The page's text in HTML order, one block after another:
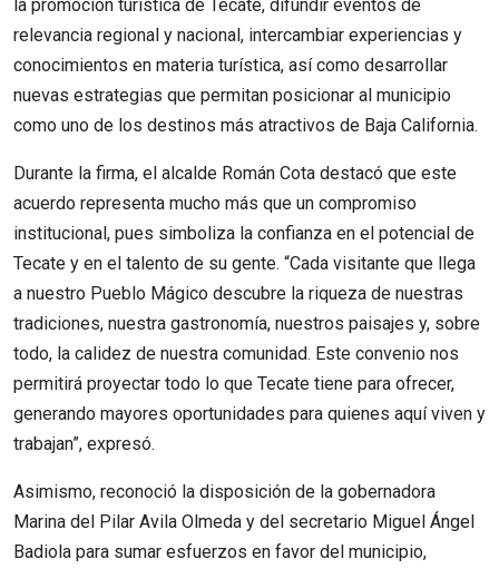
la promoción turística de Tecate, difundir eventos de
relevancia regional y nacional, intercambiar experiencias y
conocimientos en materia turística, así como desarrollar
nuevas estrategias que permitan posicionar al municipio
como uno de los destinos más atractivos de Baja California.
Durante la firma, el alcalde Román Cota destacó que este
acuerdo representa mucho más que un compromiso
institucional, pues simboliza la confianza en el potencial de
Tecate y en el talento de su gente. “Cada visitante que llega
a nuestro Pueblo Mágico descubre la riqueza de nuestras
tradiciones, nuestra gastronomía, nuestros paisajes y, sobre
todo, la calidez de nuestra comunidad. Este convenio nos
permitirá proyectar todo lo que Tecate tiene para ofrecer,
generando mayores oportunidades para quienes aquí viven y
trabajan”, expresó.
Asimismo, reconoció la disposición de la gobernadora
Marina del Pilar Avila Olmeda y del secretario Miguel Ángel
Badiola para sumar esfuerzos en favor del municipio,